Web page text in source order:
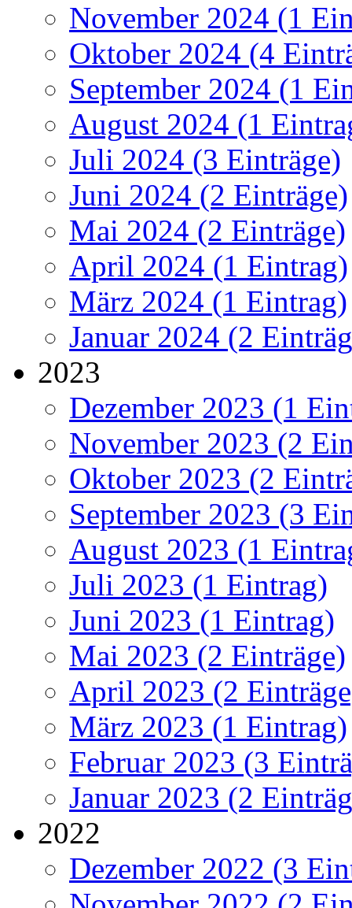
November 2024 (1
Oktober 2024 (4
September 2024 (1
August 2024 (1
Juli 2024 (3 Einträge)
Juni 2024 (2 Einträge)
Mai 2024 (2 Einträge)
April 2024 (1 Eintrag)
März 2024 (1 Eintrag)
Januar 2024 (2
2023
Dezember 2023 (1
November 2023 (2
Oktober 2023 (2
September 2023 (3
August 2023 (1
Juli 2023 (1 Eintrag)
Juni 2023 (1 Eintrag)
Mai 2023 (2 Einträge)
April 2023 (2
März 2023 (1 Eintrag)
Februar 2023 (3
Januar 2023 (2
2022
Dezember 2022 (3